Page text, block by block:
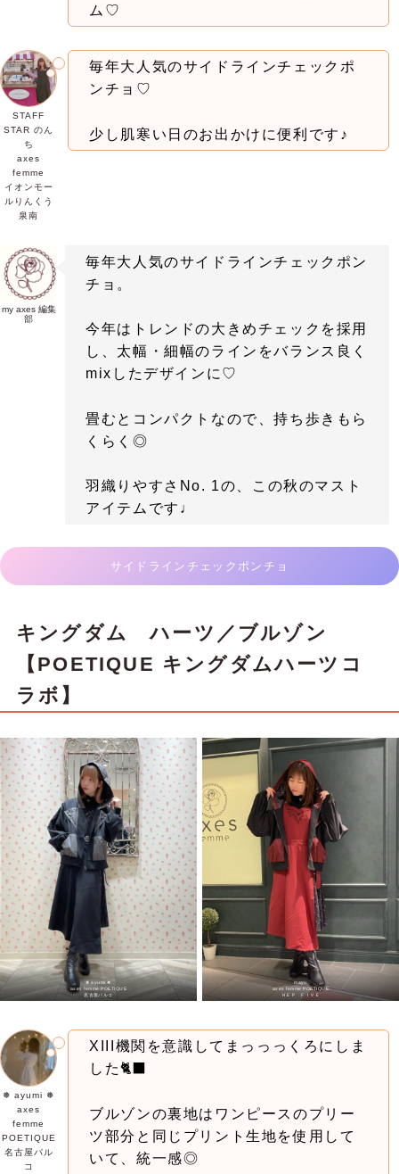
ム♡
STAFF
STAR のん
ち
axes
femme
イオンモー
ルりんくう
泉南
毎年大人気のサイドラインチェックポ
ンチョ♡
少し肌寒い日のお出かけに便利です♪
my axes 編集
部
毎年大人気のサイドラインチェックポン
チョ。
今年はトレンドの大きめチェックを採用
し、太幅・細幅のラインをバランス良く
mixしたデザインに♡
畳むとコンパクトなので、持ち歩きもら
くらく◎
羽織りやすさNo. 1の、この秋のマスト
アイテムです♩
サイドラインチェックポンチョ
キングダム ハーツ／ブルゾン
【POETIQUE キングダムハーツコ
ラボ】
❅ ayumi ❅
axes femme POETIQUE
名古屋パルコ
mayu
axes femme POETIQUE
ＨＥＰ ＦＩＶＥ
❅ ayumi ❅
axes
femme
POETIQUE
名古屋パル
コ
XIII機関を意識してまっっっくろにしま
した🐈‍⬛
ブルゾンの裏地はワンピースのプリー
ツ部分と同じプリント生地を使用して
いて、統一感◎